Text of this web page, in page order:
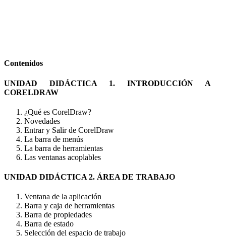
Contenidos
UNIDAD DIDÁCTICA 1. INTRODUCCIÓN A
CORELDRAW
¿Qué es CorelDraw?
Novedades
Entrar y Salir de CorelDraw
La barra de menús
La barra de herramientas
Las ventanas acoplables
UNIDAD DIDÁCTICA 2. ÁREA DE TRABAJO
Ventana de la aplicación
Barra y caja de herramientas
Barra de propiedades
Barra de estado
Selección del espacio de trabajo